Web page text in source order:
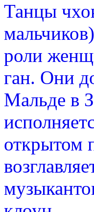
Танцы
роли
ган. Они
Мальде в
открытом